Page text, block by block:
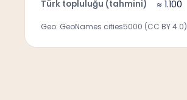
Türk topluluğu (tahmini) ≈ 1.100
Geo: GeoNames cities5000 (CC BY 4.0)